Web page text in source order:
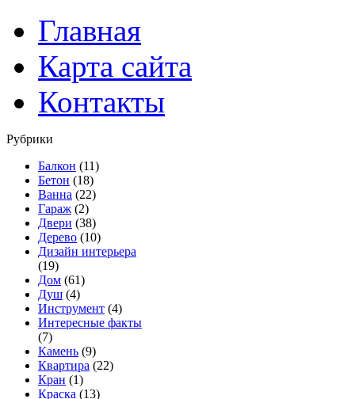
Главная
Карта сайта
Контакты
Рубрики
Балкон (11)
Бетон (18)
Ванна (22)
Гараж (2)
Двери (38)
Дерево (10)
Дизайн интерьера
(19)
Дом (61)
Душ (4)
Инструмент (4)
Интересные факты
(7)
Камень (9)
Квартира (22)
Кран (1)
Краска (13)